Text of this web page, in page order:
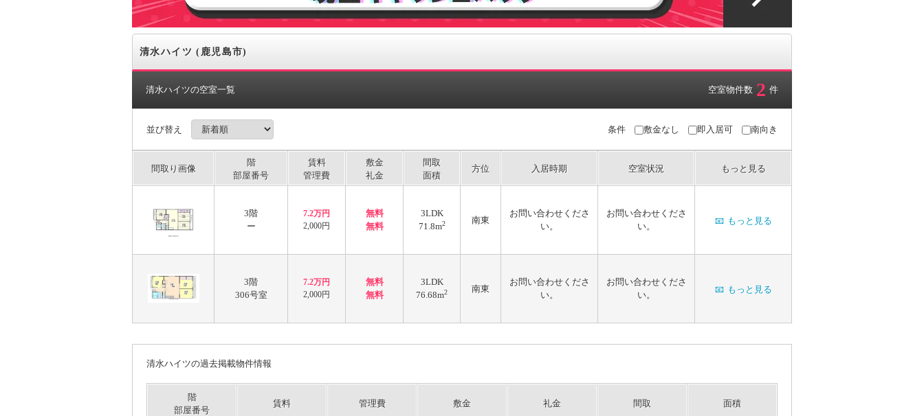
清水ハイツ (鹿児島市)
清水ハイツの空室一覧 空室物件数 2 件
並び替え 条件 敷金なし 即入居可 南向き
間取り画像
階
部屋番号
賃料
管理費
敷金
礼金
間取
面積
方位 入居時期 空室状況 もっと見る
3階
ー
7.2万円
2,000円
無料
無料
3LDK
71.8m2 南東
お問い合わせくださ
い。
お問い合わせくださ
い。
📧 もっと見る
3階
306号室
7.2万円
2,000円
無料
無料
3LDK
76.68m2 南東
お問い合わせくださ
い。
お問い合わせくださ
い。
📧 もっと見る
清水ハイツの過去掲載物件情報
階
部屋番号
賃料 管理費 敷金 礼金 間取 面積